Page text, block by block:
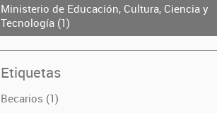
Ministerio de Educación, Cultura, Ciencia y
Tecnología (1)
Etiquetas
Becarios (1)